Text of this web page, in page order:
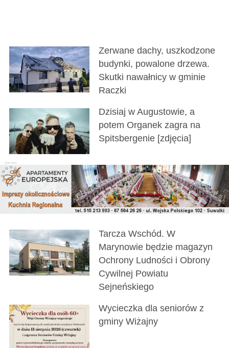
Zerwane dachy, uszkodzone
budynki, powalone drzewa.
Skutki nawałnicy w gminie
Raczki
Dzisiaj w Augustowie, a
potem Organek zagra na
Spitsbergenie [zdjęcia]
Tarcza Wschód. W
Marynowie będzie magazyn
Ochrony Ludności i Obrony
Cywilnej Powiatu
Sejneńskiego
Wycieczka dla seniorów z
gminy Wiżajny